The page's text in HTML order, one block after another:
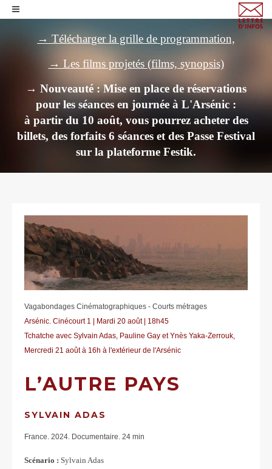
→ Télécharger la grille de programmation,
→ Les films projetés (films, synopsis)
→ Nouveauté : Mise en place de réservations
pour les séances en journée à L'Arsénic :
à partir du 10 août, vous pourrez acheter des
billets, des forfaits 6 séances et des Passe Festival
sur la plateforme Festik.
Vagabondages Cinématographiques - Courts métrages
Arsénic. Cinécourt 1 | Mardi 20 août | 18h45
Tchatche avec Sylvain Adas, Pauline Gay et Ynès Yaka-Zerrouk,
Mercredi 21 août à 16h à l'extérieur de l'Arsénic
L’AUTRE PAYS
SYLVAIN ADAS
France. 2024. Documentaire. 24 min
Scénario : Sylvain Adas